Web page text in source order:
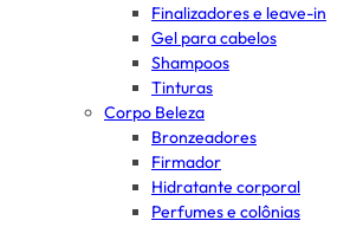
Finalizadores e leave-in
Gel para cabelos
Shampoos
Tinturas
Corpo Beleza
Bronzeadores
Firmador
Hidratante corporal
Perfumes e colônias